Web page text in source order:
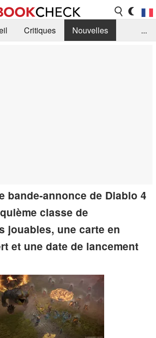
Critiques
Nouvelles
...
bande-annonce de Diablo 4
classe de
jouables, une carte en
et une date de lancement